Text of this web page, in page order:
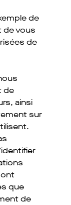
de
de vous
de
de
ainsi
sur
que
de